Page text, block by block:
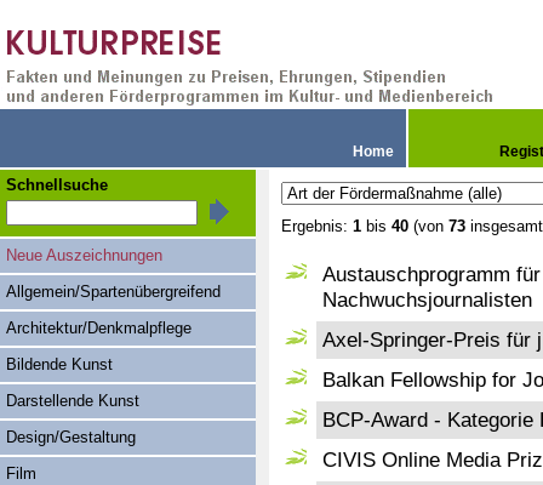
Home
Ergebnis: 1 bis 40 (von 73
Austauschprogramm
Nachwuchsjournalisten
Axel-Springer-Preis für
Balkan Fellowship for
BCP-Award -
CIVIS Online Media
Schnellsuche
Neue Auszeichnungen
Allgemein/Spartenübergreifend
Architektur/Denkmalpflege
Bildende Kunst
Darstellende Kunst
Design/Gestaltung
Film